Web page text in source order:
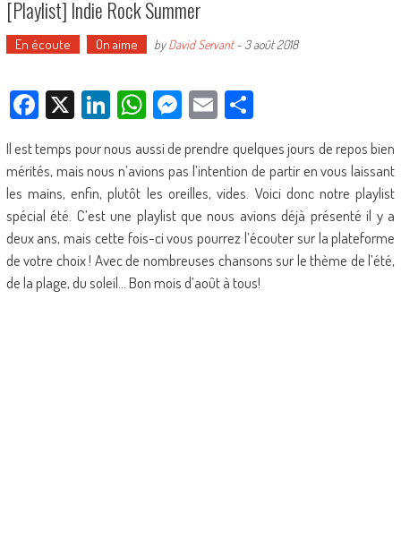
[Playlist] Indie Rock Summer
En écoute On aime byDavid Servant- 3 août 2018
Facebook
X LinkedIn
WhatsApp
Messenger
EmailPartager
Il est temps pour nous aussi de prendre quelques jours de repos bien
mérités, mais nous n’avions pas l’intention de partir en vous laissant
les mains, enfin, plutôt les oreilles, vides. Voici donc notre playlist
spécial été. C’est une playlist que nous avions déjà présenté il y a
deux ans, mais cette fois-ci vous pourrez l’écouter sur la plateforme
de votre choix ! Avec de nombreuses chansons sur le thème de l’été,
de la plage, du soleil… Bon mois d’août à tous!